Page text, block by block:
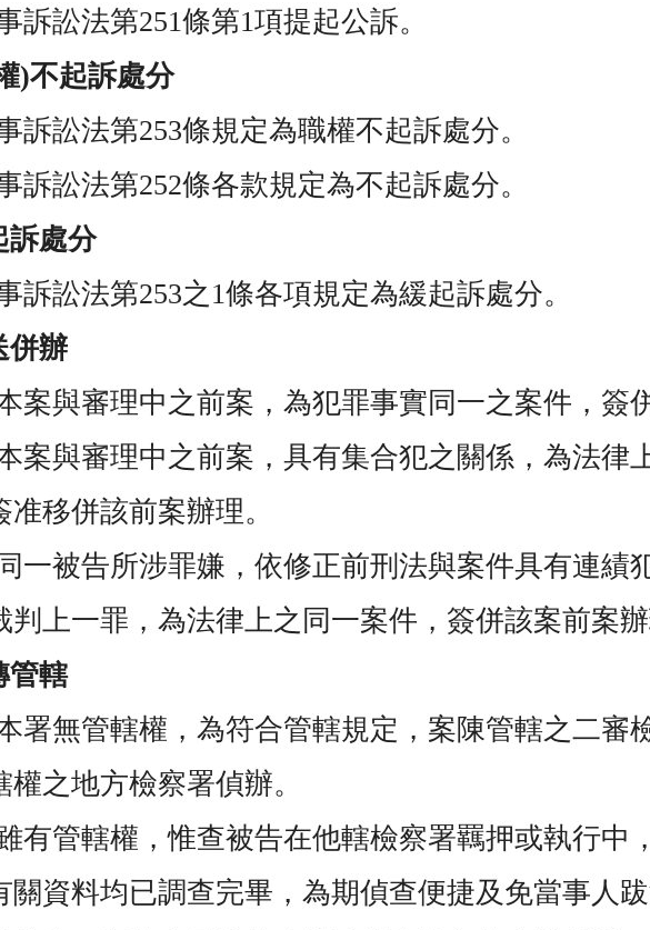
訴訟法第251條第1項提起公訴。
)不起訴處分
訴訟法第253條規定為職權不起訴處分。
訴訟法第252條各款規定為不起訴處分。
訴處分
訴訟法第253之 1條各項規定為緩起訴處分。
併辦
案與審理中之前案，為犯罪事實同一之案件，簽
案與審理中之前案，具有集合犯之關係，為法律
准移併該前案辦理。
一被告所涉罪嫌，依修正前刑法與案件具有連績
判上一罪，為法律上之同一案件，簽併該案前案辦
管轄
署無管轄權，為符合管轄規定，案陳管轄之二審
權之地方檢察署偵辦。
有管轄權，惟查被告在他轄檢察署羈押或執行中
關資料均已調查完畢，為期偵查便捷及免當事人